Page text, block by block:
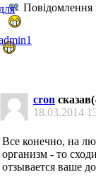
Повідомлення
cron
18.03.2014
Все конечно, на
организм - то
отзывается ваше